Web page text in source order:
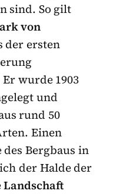
sind. So gilt
von
der ersten
wurde 1903
und
rund 50
Einen
Bergbaus in
der Halde der
Landschaft